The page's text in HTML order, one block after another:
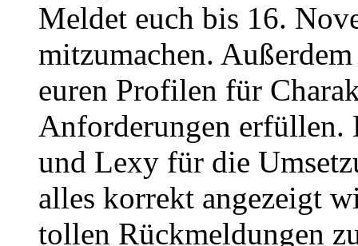
Meldet euch bis 16.
mitzumachen.
euren Profilen für
Anforderungen erfüllen.
und Lexy für die
alles korrekt angezeigt
tollen Rückmeldungen